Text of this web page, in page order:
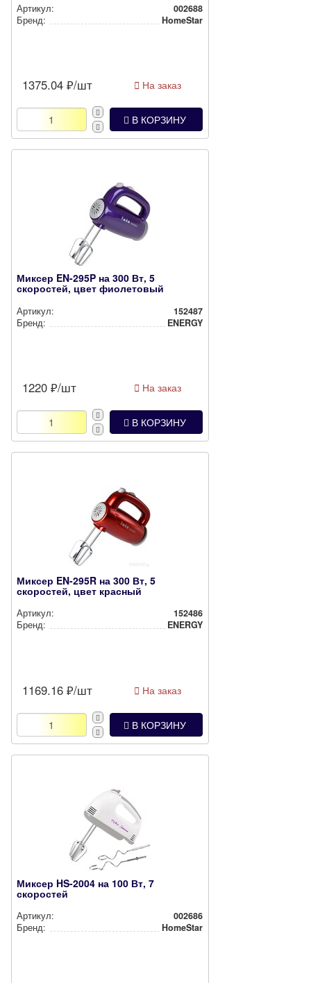
Артикул:
002688
Бренд:
HomeStar
1375.04 ₽/шт На заказ
В КОРЗИНУ
Миксер EN-295P на 300 Вт, 5
скоростей, цвет фиолетовый
Артикул:
152487
Бренд:
ENERGY
1220 ₽/шт На заказ
В КОРЗИНУ
Миксер EN-295R на 300 Вт, 5
скоростей, цвет красный
Артикул:
152486
Бренд:
ENERGY
1169.16 ₽/шт На заказ
В КОРЗИНУ
Миксер HS-2004 на 100 Вт, 7
скоростей
Артикул:
002686
Бренд:
HomeStar